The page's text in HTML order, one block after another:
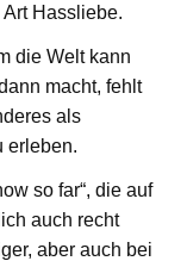
Hassliebe.
die Welt kann
macht, fehlt
als
erleben.
so far“, die auf
auch recht
aber auch bei